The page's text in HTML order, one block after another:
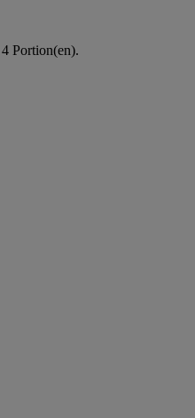
4 Portion(en).